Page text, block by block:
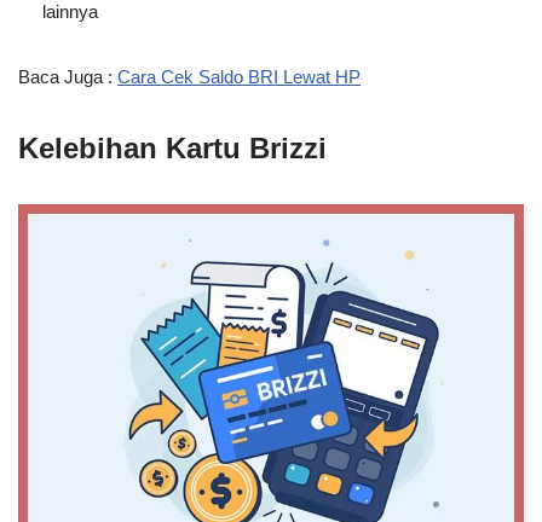
lainnya
Baca Juga : Cara Cek Saldo BRI Lewat HP
Kelebihan Kartu Brizzi